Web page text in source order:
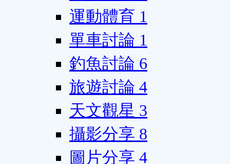
運動體育 1
單車討論 1
釣魚討論 6
旅遊討論 4
天文觀星 3
攝影分享 8
圖片分享 4